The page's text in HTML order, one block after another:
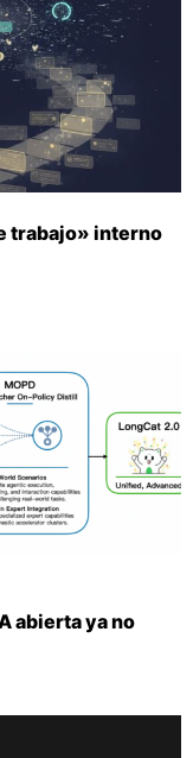
trabajo» interno
abierta ya no